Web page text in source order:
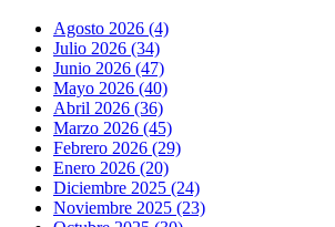
Agosto 2026 (4)
Julio 2026 (34)
Junio 2026 (47)
Mayo 2026 (40)
Abril 2026 (36)
Marzo 2026 (45)
Febrero 2026 (29)
Enero 2026 (20)
Diciembre 2025 (24)
Noviembre 2025 (23)